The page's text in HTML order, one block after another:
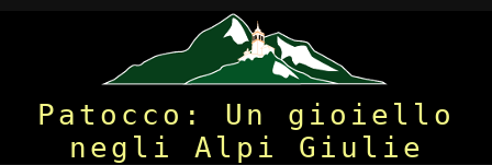
Patocco: Un gioiello
negli Alpi Giulie